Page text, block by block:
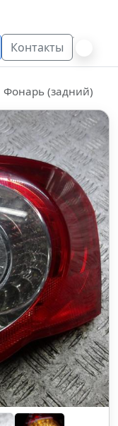
Контакты
Фонарь (задний)